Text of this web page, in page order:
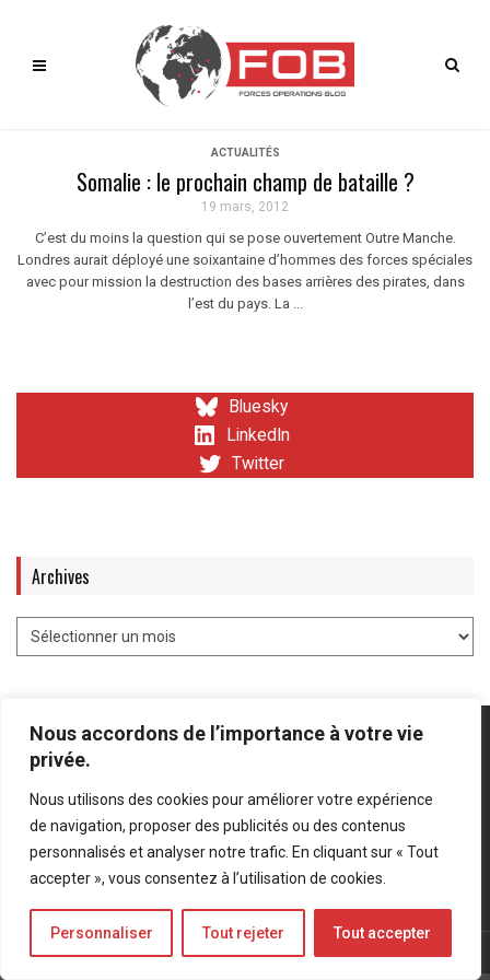
Nous accordons de l’importance à votre vie
privée.
Nous utilisons des cookies pour améliorer votre expérience
de navigation, proposer des publicités ou des contenus
personnalisés et analyser notre trafic. En cliquant sur « Tout
accepter », vous consentez à l’utilisation de cookies.
Personnaliser Tout rejeter Tout accepter
ACTUALITÉS
Somalie : le prochain champ de bataille ?
19 mars, 2012
C’est du moins la question qui se pose ouvertement Outre Manche.
Londres aurait déployé une soixantaine d’hommes des forces spéciales
avec pour mission la destruction des bases arrières des pirates, dans
l’est du pays. La ...
Bluesky
LinkedIn
Twitter
Archives
Mentions légales-Politique de confidentialité
Bluesky
LinkedIn
Twitter
© Forces Operations Blog - 2022